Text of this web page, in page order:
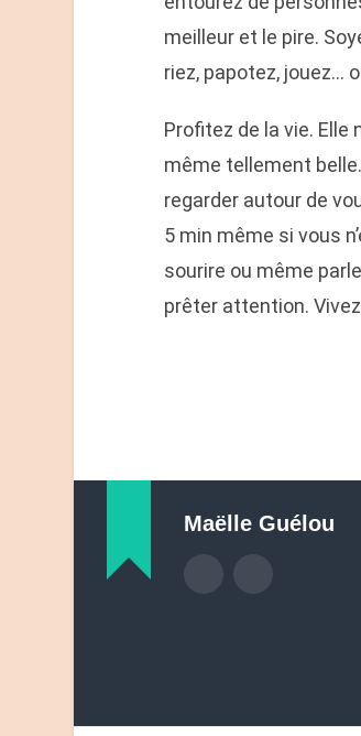
meilleur et le pire.
riez, papotez, jouez…
Profitez de la vie. Elle
même tellement
regarder autour de
5 min même si vous
sourire ou même
prêter attention.
Maëlle Guélou